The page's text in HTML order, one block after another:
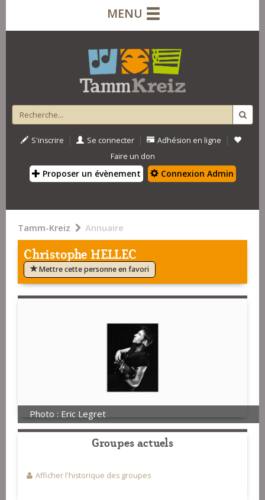
MENU
S'inscrire | Se connecter | Adhésion en ligne |
Faire un don
Proposer un évènement Connexion Admin
Tamm-Kreiz Annuaire
Christophe HELLEC
Mettre cette personne en favori
Photo : Eric Legret
Groupes actuels
Afficher l'historique des groupes